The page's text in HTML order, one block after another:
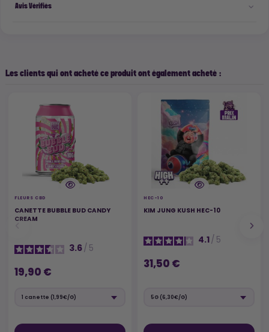
Avis Vérifiés
Les clients qui ont acheté ce produit ont également acheté :
FLEURS CBD
CANETTE BUBBLE BUD CANDY
CREAM
3.6/ 5
19,90 €
HEC-10
KIM JUNG KUSH HEC-10
4.1/ 5
31,50 €